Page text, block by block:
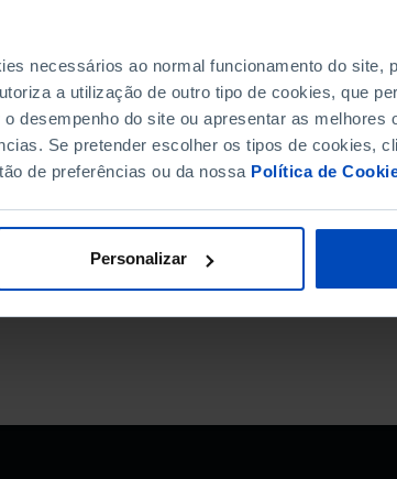
necessários ao normal funcionamento do site,
a utilização de outro tipo de cookies, que
desempenho do site ou apresentar as melhores
Se pretender escolher os tipos de cookies,
de preferências ou da nossa Política de
Personalizar
DATA DE FIM